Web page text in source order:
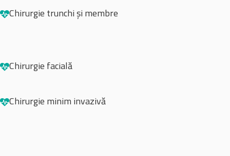
Chirurgie trunchi și membre
Chirurgie facială
Chirurgie minim invazivă